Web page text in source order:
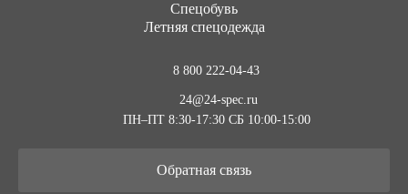
Спецобувь
Летняя спецодежда
8 800 222-04-43
24@24-spec.ru
ПН–ПТ 8:30-17:30 СБ 10:00-15:00
Обратная связь